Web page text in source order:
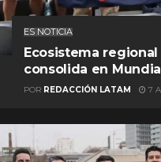
ES NOTICIA
Ecosistema
consolida en
POR REDACCIÓN LATAM 7